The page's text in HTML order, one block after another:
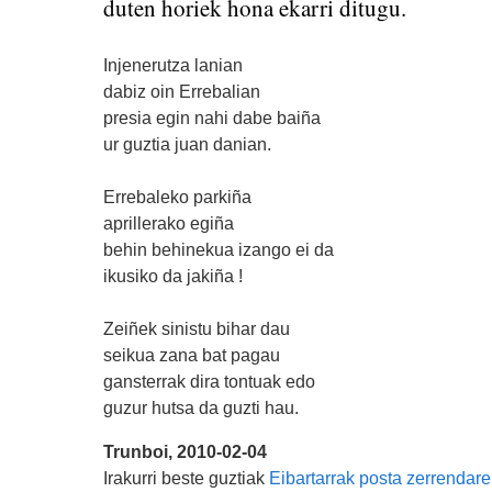
duten horiek hona ekarri ditugu.
Injenerutza lanian
dabiz oin Errebalian
presia egin nahi dabe baiña
ur guztia juan danian.
Errebaleko parkiña
aprillerako egiña
behin behinekua izango ei da
ikusiko da jakiña !
Zeiñek sinistu bihar dau
seikua zana bat pagau
gansterrak dira tontuak edo
guzur hutsa da guzti hau.
Trunboi, 2010-02-04
Irakurri beste guztiak Eibartarrak posta